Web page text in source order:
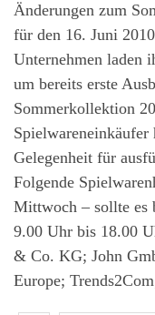
Änderungen zum
für den 16. Juni
Unternehmen laden
um bereits erste
Sommerkollektion
Spielwareneinkäufer
Gelegenheit für
Folgende
Mittwoch – sollte es
9.00 Uhr bis 18.00
& Co. KG; John
Europe;